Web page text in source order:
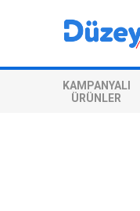
KAMPANYALI
ÜRÜNLER